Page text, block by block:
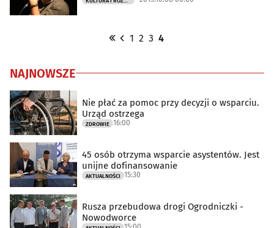
1 2 3 4
NAJNOWSZE
Nie płać za pomoc przy decyzji o wsparciu.
Urząd ostrzega
ZDROWIE 16:00
45 osób otrzyma wsparcie asystentów. Jest
unijne dofinansowanie
AKTUALNOŚCI 15:30
Rusza przebudowa drogi Ogrodniczki -
Nowodworce